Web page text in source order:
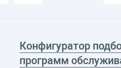
Конфигуратор
программ